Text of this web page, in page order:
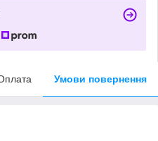
Умови повернення